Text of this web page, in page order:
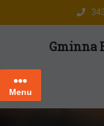
Gminna
Menu